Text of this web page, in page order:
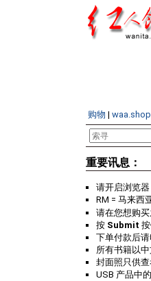
购物 |
重要讯息：
请开启浏览
RM = 马来西
请在您想购
按 Submit
下单付款后
所有书籍以
封面照只供
USB 产品中